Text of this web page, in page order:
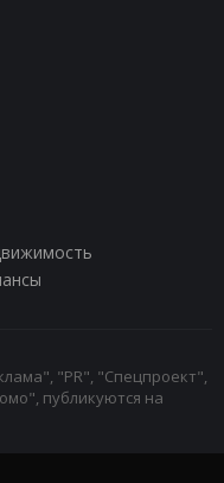
"PR", "Спецпроект",
публикуются на